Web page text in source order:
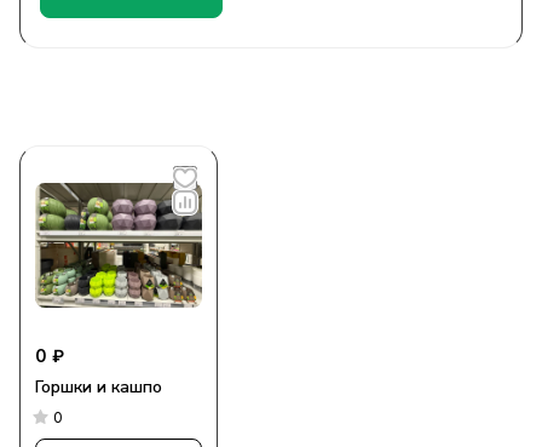
0 ₽
Горшки и кашпо
0